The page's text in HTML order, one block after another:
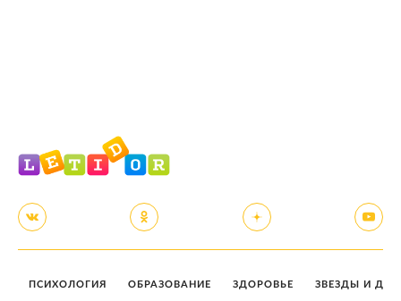
ПСИХОЛОГИЯ ОБРАЗОВАНИЕ ЗДОРОВЬЕ ЗВЕЗДЫ И